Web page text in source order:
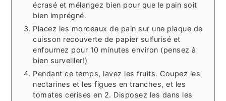
écrasé et mélangez bien pour que le pain soit
bien imprégné.
Placez les morceaux de pain sur une plaque de
cuisson recouverte de papier sulfurisé et
enfournez pour 10 minutes environ (pensez à
bien surveiller!)
Pendant ce temps, lavez les fruits. Coupez les
nectarines et les figues en tranches, et les
tomates cerises en 2. Disposez les dans les